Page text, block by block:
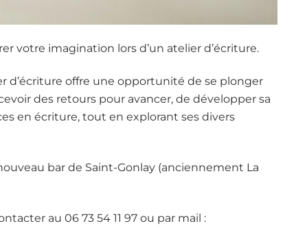
votre imagination lors d’un atelier d’écriture.
d’écriture offre une opportunité de se plonger
des retours pour avancer, de développer sa
en écriture, tout en explorant ses divers
bar de Saint-Gonlay (anciennement La
au 06 73 54 11 97 ou par mail :